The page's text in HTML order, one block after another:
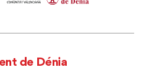
de Dénia